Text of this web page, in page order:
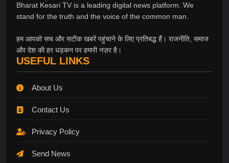
Bharat Kesari TV is a leading digital news platform. We
stand for the truth and the voice of the common man.
हम आपको सच और सटीक खबरें पहुंचाने के लिए प्रतिबद्ध हैं। राजनीति, समाज
और देश की हर धड़कन पर हमारी नज़र है।
USEFUL LINKS
About Us
Contact Us
Privacy Policy
Send News